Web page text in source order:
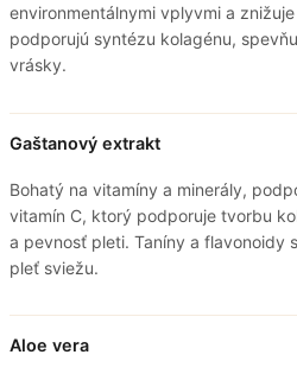
environmentálnymi vplyvmi a
podporujú syntézu kolagénu,
vrásky.
Gaštanový extrakt
Bohatý na vitamíny a minerály,
vitamín C, ktorý podporuje tvorbu
a pevnosť pleti. Taníny a flavonoidy
pleť sviežu.
Aloe vera